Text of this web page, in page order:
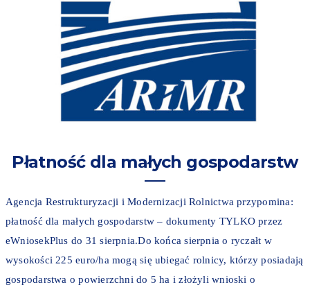
Płatność dla małych gospodarstw
Agencja Restrukturyzacji i Modernizacji Rolnictwa przypomina:
płatność dla małych gospodarstw – dokumenty TYLKO przez
eWniosekPlus do 31 sierpnia.Do końca sierpnia o ryczałt w
wysokości 225 euro/ha mogą się ubiegać rolnicy, którzy posiadają
gospodarstwa o powierzchni do 5 ha i złożyli wnioski o